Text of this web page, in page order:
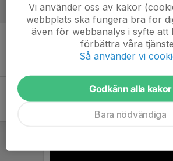
Referat
Inget referat skrivet
Vi använder oss av kakor
webbplats ska fungera bra för
även för webbanalys i syfte att
förbättra våra
Så använder vi
Godkänn alla kakor
Bara nödvändiga